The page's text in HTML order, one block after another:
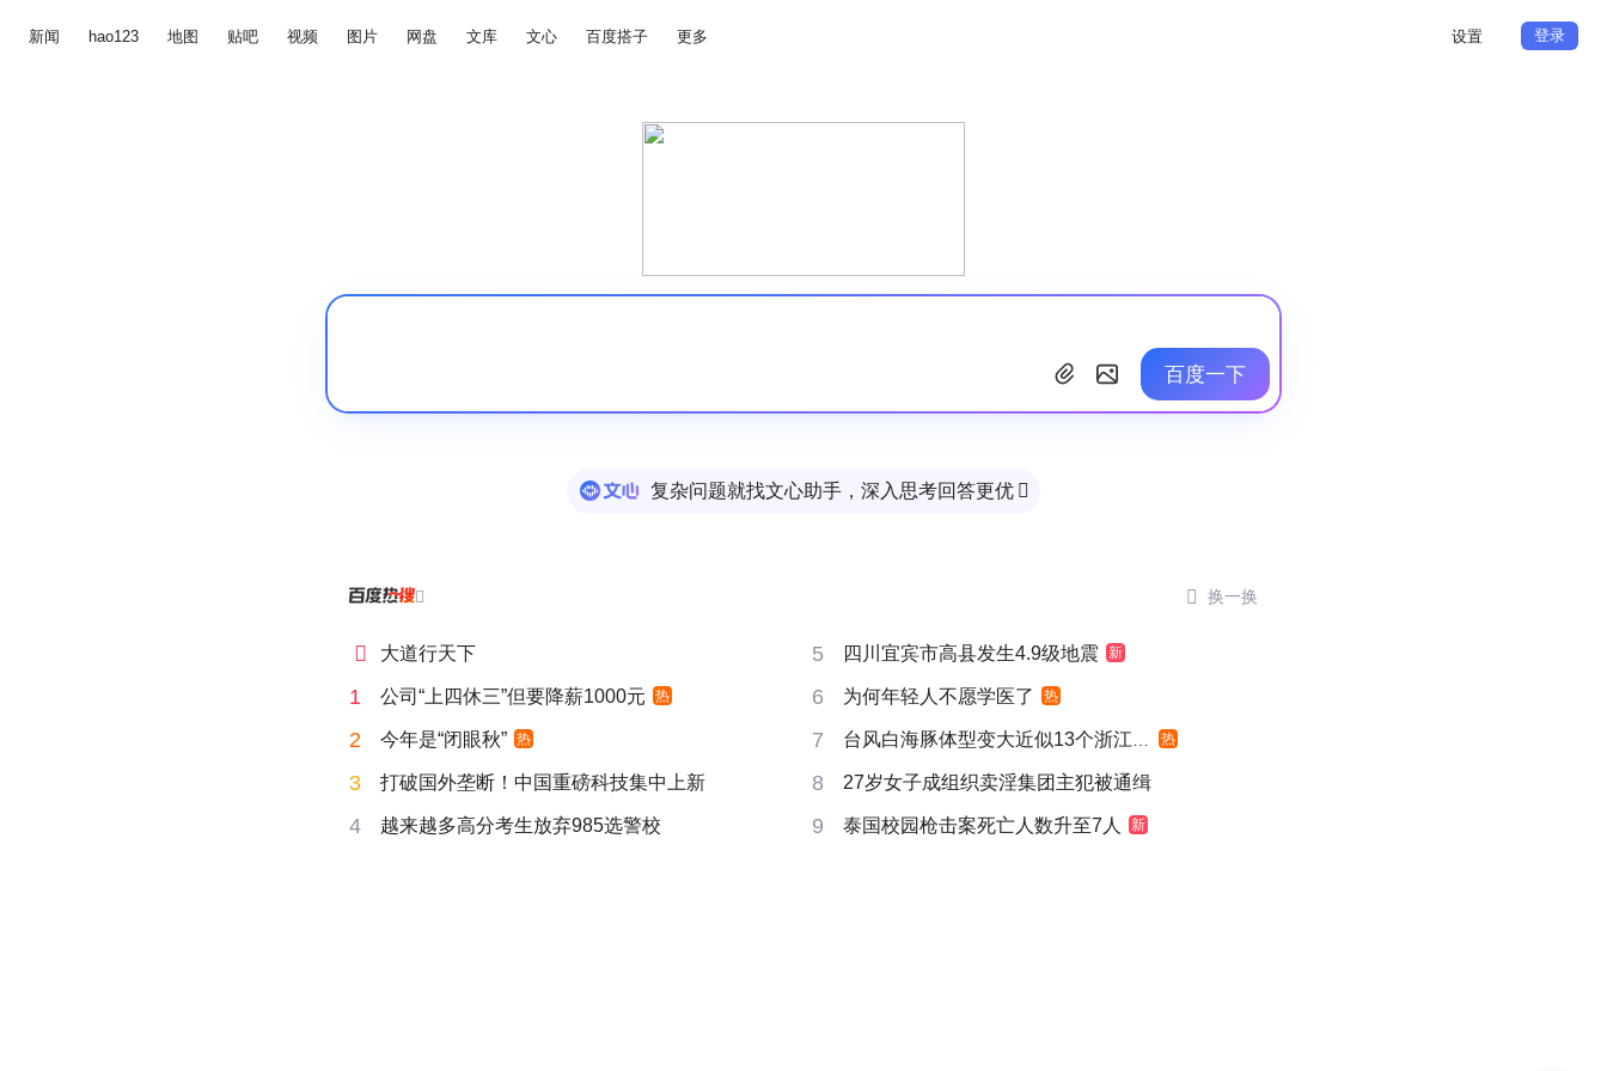
新闻 hao123 地图 贴吧 视频 图片 网盘 文库 文心 百度搭子 更多 设置 登录
百度一下
复杂问题就找文心助手，深入思考回答更优 
  换一换
 大道行天下 5 四川宜宾市高县发生4.9级地震 新
1 公司“上四休三”但要降薪1000元 热 6 为何年轻人不愿学医了 热
2 今年是“闭眼秋” 热 7 台风白海豚体型变大近似13个浙江面积 热
3 打破国外垄断！中国重磅科技集中上新 8 27岁女子成组织卖淫集团主犯被通缉
4 越来越多高分考生放弃985选警校 9 泰国校园枪击案死亡人数升至7人 新